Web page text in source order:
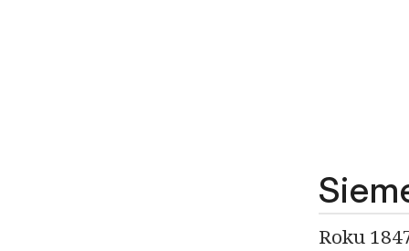
Roku